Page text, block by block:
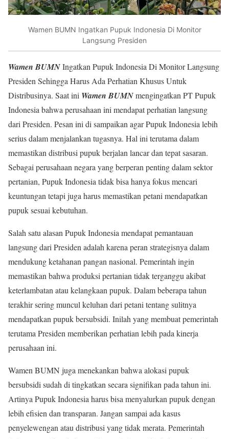
Wamen BUMN Ingatkan Pupuk Indonesia Di Monitor
Langsung Presiden
Wamen BUMNIngatkan Pupuk Indonesia Di Monitor Langsung
Presiden Sehingga Harus Ada Perhatian Khusus Untuk
Distribusinya. Saat ini Wamen BUMNmengingatkan PT Pupuk
Indonesia bahwa perusahaan ini mendapat perhatian langsung
dari Presiden. Pesan ini di sampaikan agar Pupuk Indonesia lebih
serius dalam menjalankan tugasnya. Hal ini terutama dalam
memastikan distribusi pupuk berjalan lancar dan tepat sasaran.
Sebagai perusahaan negara yang berperan penting dalam sektor
pertanian, Pupuk Indonesia tidak bisa hanya fokus mencari
keuntungan tetapi juga harus memastikan petani mendapatkan
pupuk sesuai kebutuhan.
Salah satu alasan Pupuk Indonesia mendapat pemantauan
langsung dari Presiden adalah karena peran strategisnya dalam
mendukung ketahanan pangan nasional. Pemerintah ingin
memastikan bahwa produksi pertanian tidak terganggu akibat
keterlambatan atau kelangkaan pupuk. Dalam beberapa tahun
terakhir sering muncul keluhan dari petani tentang sulitnya
mendapatkan pupuk bersubsidi. Inilah yang membuat pemerintah
terutama Presiden memberikan perhatian lebih pada kinerja
perusahaan ini.
Wamen BUMN juga menekankan bahwa alokasi pupuk
bersubsidi sudah di tingkatkan secara signifikan pada tahun ini.
Artinya Pupuk Indonesia harus bisa menyalurkan pupuk dengan
lebih efisien dan transparan. Jangan sampai ada kasus
penyelewengan atau distribusi yang tidak merata. Pemerintah